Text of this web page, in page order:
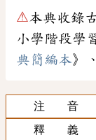
⚠本典收錄
小學階段學
典簡編本》
注 音
釋 義